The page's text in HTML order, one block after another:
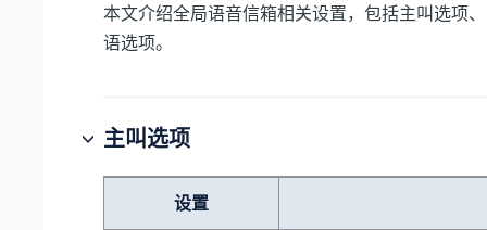
本文介绍全局语音信箱相关设置，包括主叫选项
语选项。
主叫选项
设置